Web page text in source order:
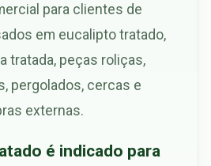
para clientes de
em eucalipto tratado,
tratada, peças roliças,
pergolados, cercas e
externas.
é indicado para